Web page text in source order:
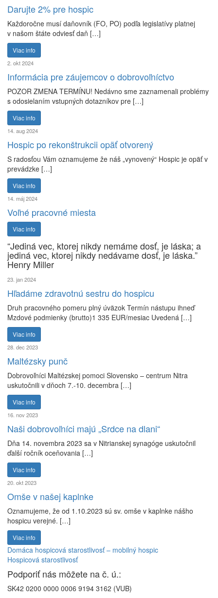
Darujte 2% pre hospic
Každoročne musí daňovník (FO, PO) podľa legislatívy platnej
v našom štáte odviesť daň […]
Viac info
2. okt 2024
Informácia pre záujemcov o dobrovoľníctvo
POZOR ZMENA TERMÍNU! Nedávno sme zaznamenali problémy
s odosielaním vstupných dotazníkov pre […]
Viac info
14. aug 2024
Hospic po rekonštrukcii opäť otvorený
S radosťou Vám oznamujeme že náš „vynovený“ Hospic je opäť v
prevádzke […]
Viac info
14. máj 2024
Voľné pracovné miesta
Viac info
“Jediná vec, ktorej nikdy nemáme dosť, je láska; a
jediná vec, ktorej nikdy nedávame dosť, je láska.”
Henry Miller
23. jan 2024
Hľadáme zdravotnú sestru do hospicu
Druh pracovného pomeru plný úväzok Termín nástupu ihneď
Mzdové podmienky (brutto)1 335 EUR/mesiac Uvedená […]
Viac info
28. dec 2023
Maltézsky punč
Dobrovoľníci Maltézskej pomoci Slovensko – centrum Nitra
uskutočnili v dňoch 7.-10. decembra […]
Viac info
16. nov 2023
Naši dobrovoľníci majú „Srdce na dlani“
Dňa 14. novembra 2023 sa v Nitrianskej synagóge uskutočnil
ďalší ročník oceňovania […]
Viac info
20. okt 2023
Omše v našej kaplnke
Oznamujeme, že od 1.10.2023 sú sv. omše v kaplnke nášho
hospicu verejné. […]
Viac info
Domáca hospicová starostlivosť – mobilný hospic
Hospicová starostlivosť
Podporiť nás môžete na č. ú.:
SK42 0200 0000 0006 9194 3162 (VUB)